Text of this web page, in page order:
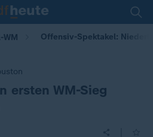
WM Offensiv-Spektakel:
ersten WM-Sieg